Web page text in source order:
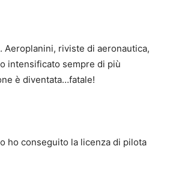
Aeroplanini, riviste di aeronautica,
intensificato sempre di più
è diventata…fatale!
ho conseguito la licenza di pilota